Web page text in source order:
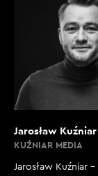
Jarosław Kuźniar
KUŹNIAR MEDIA
Jarosław Kuźniar